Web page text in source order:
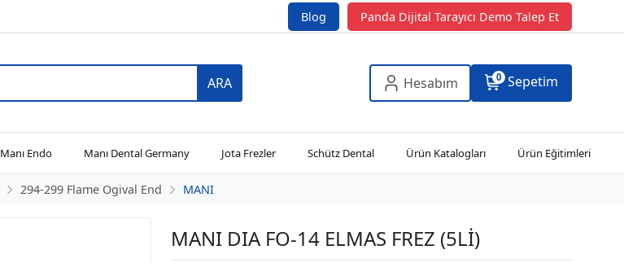
Blog Panda Dijital Tarayıcı Demo Talep Et
ARA Hesabım 0 Sepetim
Manı Endo Manı Dental Germany Jota Frezler Schütz Dental Ürün Katalogları Ürün Eğitimleri
294-299 Flame Ogival End MANI
MANI DIA FO-14 ELMAS FREZ (5Lİ)